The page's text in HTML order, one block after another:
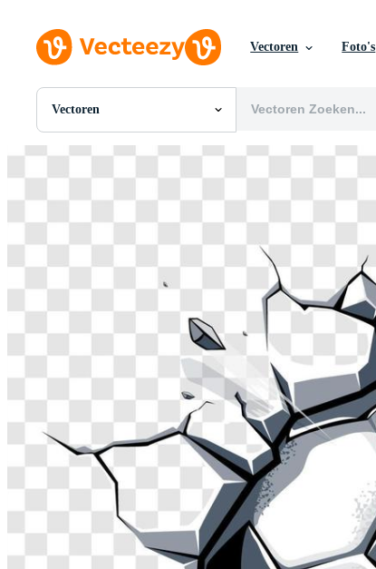
Vectoren Foto's
Vectoren
Alle Afbeeldingen
Foto's
Vectoren
Videos
Motion graphics
Redactionele Evenementen